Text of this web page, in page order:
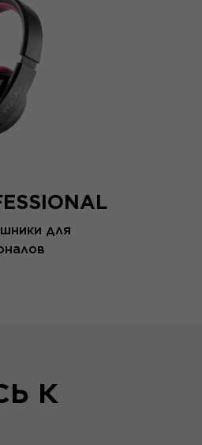
для
К